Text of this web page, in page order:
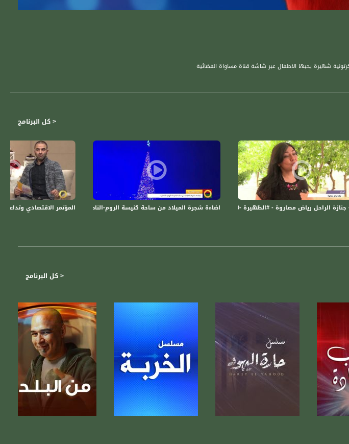
شهيرة يحبها الاطفال عبر شاشة قناة مساواة الفضائية
< كل البرنامج
المؤتمر الاقتصادي وتداعياته اضاءة شجرة الميلاد من ساحة كنيسة الروم-الناصرة -14-12-2015-قناة مساواة الفضائية -Musawa Channel الراحل رياض مصاروة - #الظهيرة -20-6-2016- قناة مساواة الفضائية
الفضائية
< كل البرنامج